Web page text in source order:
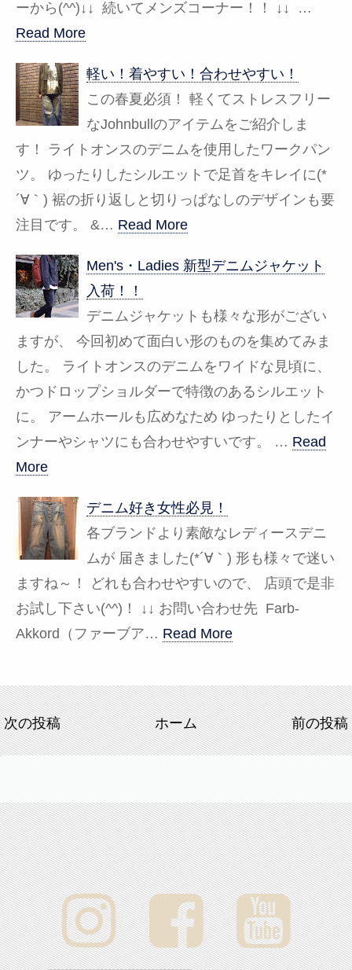
ーから(^^)↓↓ 続いてメンズコーナー！！ ↓↓ …
Read More
軽い！着やすい！合わせやすい！
この春夏必須！ 軽くてストレスフリー
なJohnbullのアイテムをご紹介しま
す！ ライトオンスのデニムを使用したワークパン
ツ。 ゆったりしたシルエットで足首をキレイに(*
´∀｀) 裾の折り返しと切りっぱなしのデザインも要
注目です。 &… Read More
Men's・Ladies 新型デニムジャケット
入荷！！
デニムジャケットも様々な形がござい
ますが、 今回初めて面白い形のものを集めてみま
した。 ライトオンスのデニムをワイドな見頃に、
かつドロップショルダーで特徴のあるシルエット
に。 アームホールも広めなため ゆったりとしたイ
ンナーやシャツにも合わせやすいです。 … Read
More
デニム好き女性必見！
各ブランドより素敵なレディースデニ
ムが 届きました(*´∀｀) 形も様々で迷い
ますね～！ どれも合わせやすいので、 店頭で是非
お試し下さい(^^)！ ↓↓ お問い合わせ先 Farb-
Akkord（ファーブア… Read More
次の投稿 前の投稿
ホーム